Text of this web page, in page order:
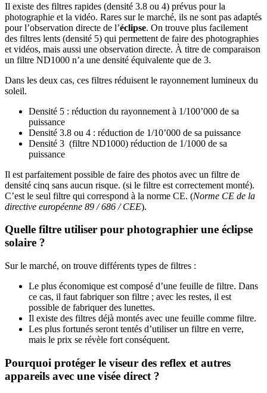
Il existe des filtres rapides (densité 3.8 ou 4) prévus pour la
photographie et la vidéo. Rares sur le marché, ils ne sont pas adaptés
pour l’observation directe de l’éclipse. On trouve plus facilement
des filtres lents (densité 5) qui permettent de faire des photographies
et vidéos, mais aussi une observation directe. À titre de comparaison
un filtre ND1000 n’a une densité équivalente que de 3.
Dans les deux cas, ces filtres réduisent le rayonnement lumineux du
soleil.
Densité 5 : réduction du rayonnement à 1/100’000 de sa
puissance
Densité 3.8 ou 4 : réduction de 1/10’000 de sa puissance
Densité 3 (filtre ND1000) réduction de 1/1000 de sa
puissance
Il est parfaitement possible de faire des photos avec un filtre de
densité cinq sans aucun risque. (si le filtre est correctement monté).
C’est le seul filtre qui correspond à la norme CE. (Norme CE de la
directive européenne 89 / 686 / CEE).
Quelle filtre utiliser pour photographier une éclipse
solaire ?
Sur le marché, on trouve différents types de filtres :
Le plus économique est composé d’une feuille de filtre. Dans
ce cas, il faut fabriquer son filtre ; avec les restes, il est
possible de fabriquer des lunettes.
Il existe des filtres déjà montés avec une feuille comme filtre.
Les plus fortunés seront tentés d’utiliser un filtre en verre,
mais le prix se révèle fort conséquent.
Pourquoi protéger le viseur des reflex et autres
appareils avec une visée direct ?